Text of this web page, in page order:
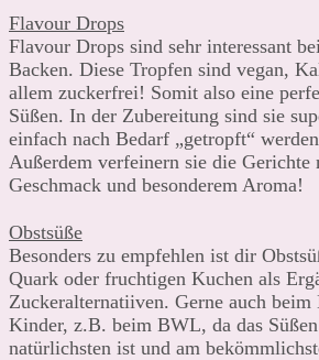
Flavour Drops
Flavour Drops sind sehr interessant
Backen. Diese Tropfen sind vegan,
allem zuckerfrei! Somit also eine
Süßen. In der Zubereitung sind sie
einfach nach Bedarf „getropft“
Außerdem verfeinern sie die Gerichte
Geschmack und besonderem Aroma!
Obstsüße
Besonders zu empfehlen ist dir
Quark oder fruchtigen Kuchen als
Zuckeralternatiiven. Gerne auch
Kinder, z.B. beim BWL, da das
natürlichsten ist und am